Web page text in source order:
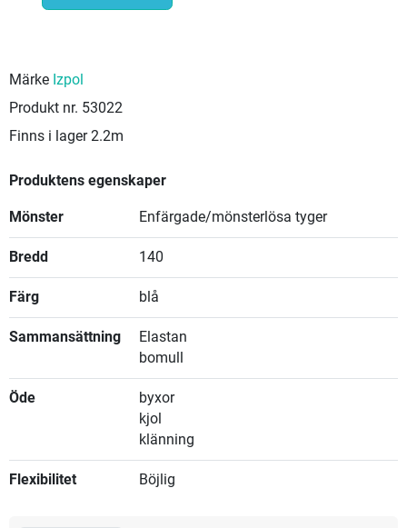
Märke Izpol
Produkt nr. 53022
Finns i lager 2.2m
Produktens egenskaper
Mönster Enfärgade/mönsterlösa tyger
Bredd 140
Färg blå
Sammansättning
Elastan
bomull
Öde
byxor
kjol
klänning
Flexibilitet Böjlig